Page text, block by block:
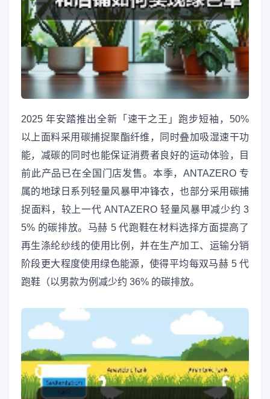
2025 年安踏推出全新「速干之王」跑步短袖，50%
以上面料采用碳捕捉聚酯纤维，同时叠加吸湿速干功
能，减碳的同时也能保证消费者良好的运动体验，目
前此产品已在全国门店发售。本季，ANTAZERO 专
属的地球日系列轻量风暴甲冲锋衣，也部分采用碳捕
捉面料，较上一代 ANTAZERO 轻量风暴甲减少约 3
5% 的碳排放。马赫 5 代跑鞋在材料选择方面提高了
再生涤纶纱线的使用比例，并在生产加工、运输分销
阶段更大程度使用绿色能源，使得平均每双马赫 5 代
跑鞋（以男款为例减少约 36% 的碳排放。